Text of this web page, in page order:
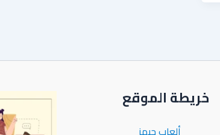
خريطة الموقع